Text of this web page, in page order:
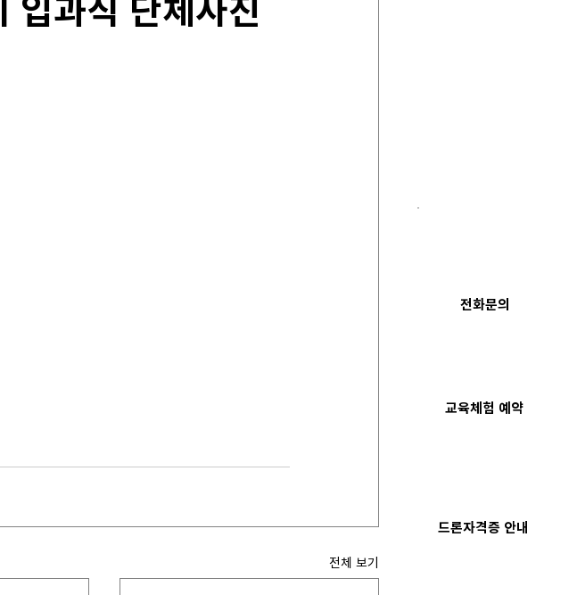
전화문의
​교육체험 예약
드론자격증 안내
입과식 단체사진
전체 보기